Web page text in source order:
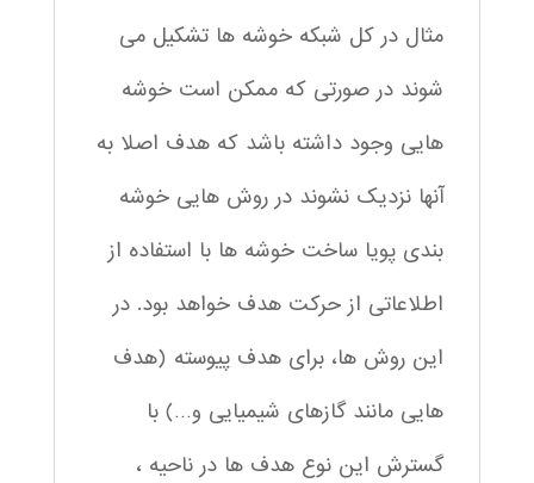
مثال در کل شبکه خوشه ها تشکیل می
شوند در صورتی که ممکن است خوشه
هایی وجود داشته باشد که هدف اصلا به
آنها نزدیک نشوند در روش هایی خوشه
بندی پویا ساخت خوشه ها با استفاده از
اطلاعاتی از حرکت هدف خواهد بود. در
این روش ها، برای هدف پیوسته (هدف
هایی مانند گازهای شیمیایی و…) با
گسترش این نوع هدف ها در ناحیه ،